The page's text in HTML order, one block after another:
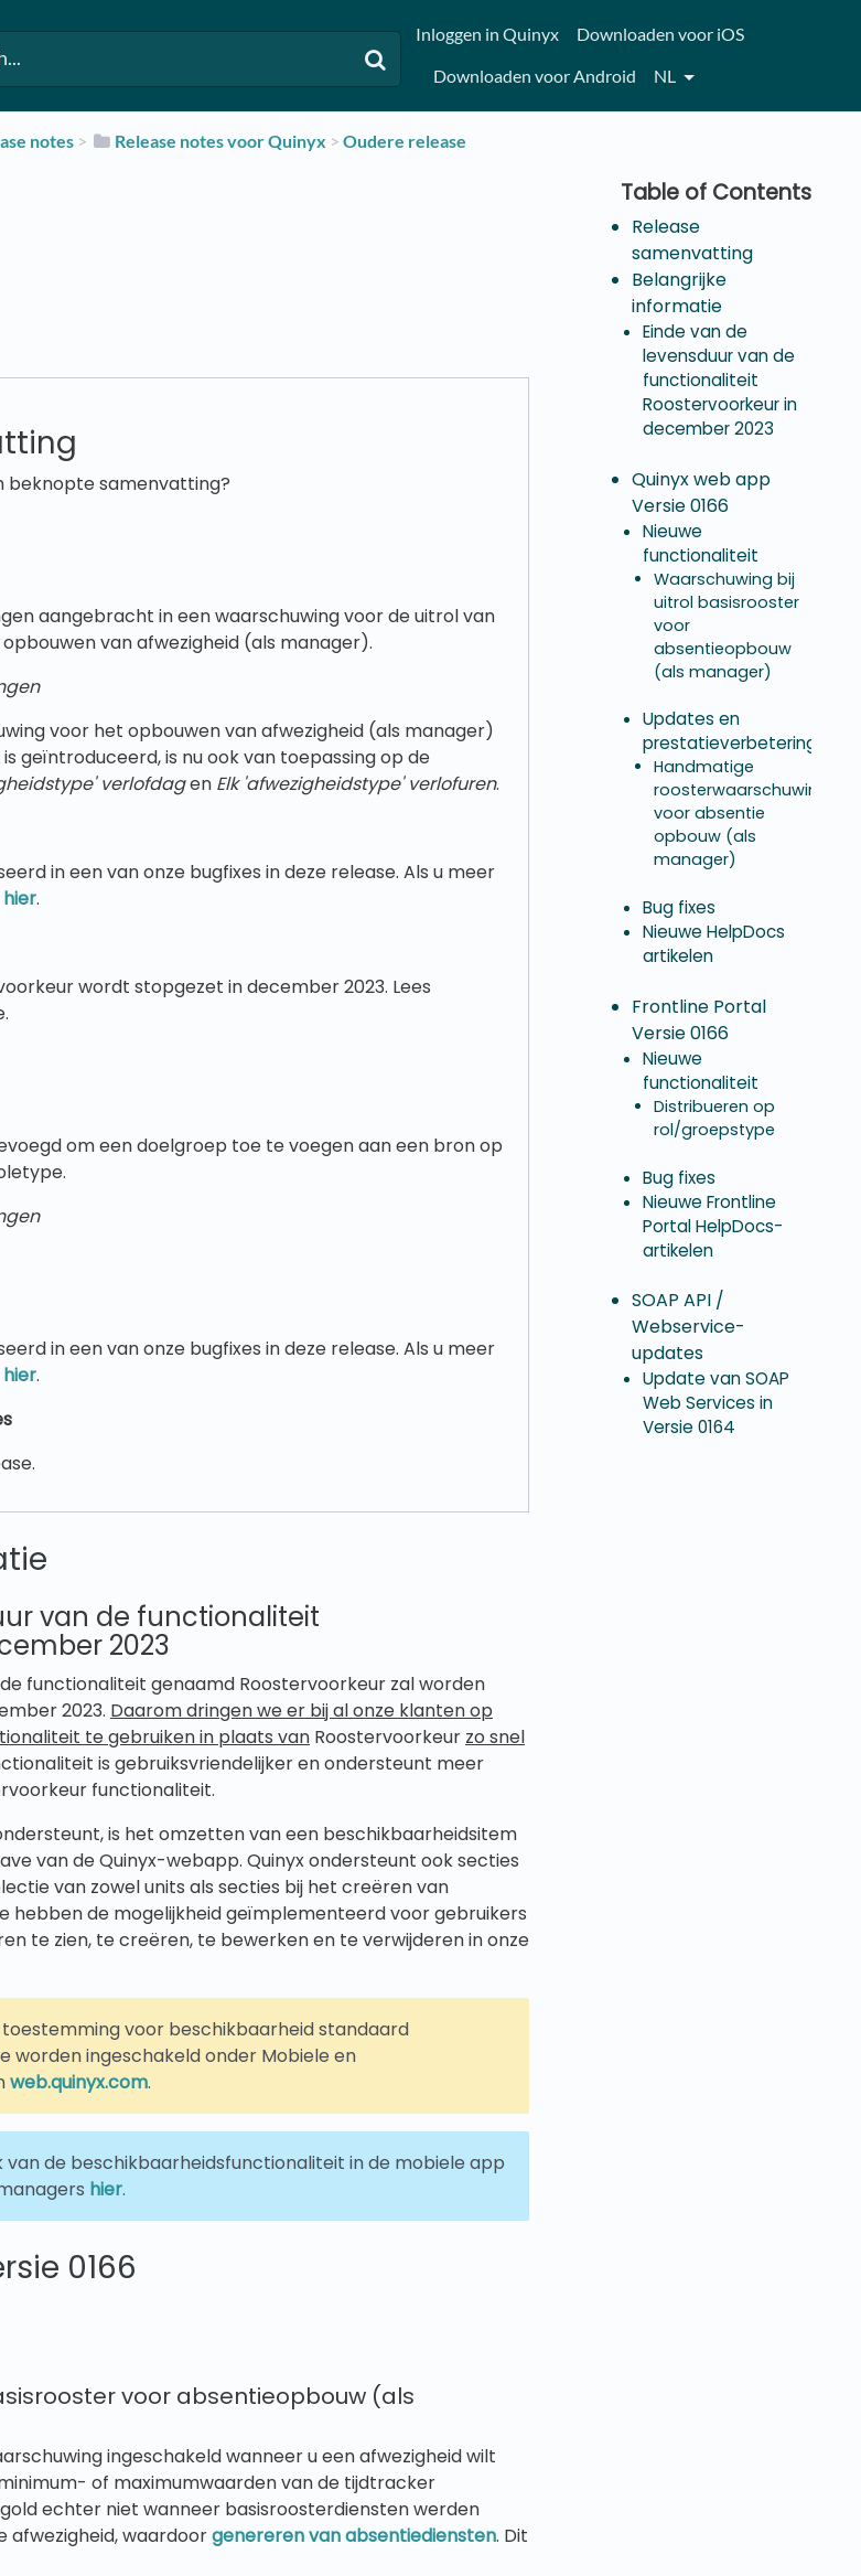
Inloggen in Quinyx
Downloaden voor iOS
Downloaden voor Android
NL
notes ​ > ​ ​Release notes voor Quinyx ​ > ​​Oudere release
beknopte samenvatting?
aangebracht in een waarschuwing voor de uitrol van
van afwezigheid (als manager).
voor het opbouwen van afwezigheid (als manager)
geïntroduceerd, is nu ook van toepassing op de
verlofdagen Elk 'afwezigheidstype' verlofuren.
in een van onze bugfixes in deze release. Als u meer
hier.
wordt stopgezet in december 2023. Lees
om een doelgroep toe te voegen aan een bron op
in een van onze bugfixes in deze release. Als u meer
hier.
van de functionaliteit
2023
functionaliteit genaamd Roostervoorkeur zal worden
2023. Daarom dringen we er bij al onze klanten op
te gebruiken in plaats van Roostervoorkeur zo snel
is gebruiksvriendelijker en ondersteunt meer
functionaliteit.
is het omzetten van een beschikbaarheidsitem
van de Quinyx-webapp. Quinyx ondersteunt ook secties
van zowel units als secties bij het creëren van
hebben de mogelijkheid geïmplementeerd voor gebruikers
te zien, te creëren, te bewerken en te verwijderen in onze
voor beschikbaarheid standaard
worden ingeschakeld onder Mobiele en
web.quinyx.com.
van de beschikbaarheidsfunctionaliteit in de mobiele app
hier.
0166
voor absentieopbouw (als
ingeschakeld wanneer u een afwezigheid wilt
of maximumwaarden van de tijdtracker
echter niet wanneer basisroosterdiensten werden
afwezigheid, waardoorgenereren van absentiediensten. Dit
Release
samenvatting
Belangrijke
informatie
Einde van de
levensduur van de
functionaliteit
Roostervoorkeur in
december 2023
Quinyx web app
Versie 0166
Nieuwe
functionaliteit
Waarschuwing bij
uitrol basisrooster
voor
absentieopbouw
(als manager)
Updates en
prestatieverbeteringen
Handmatige
roosterwaarschuwing
voor absentie
opbouw (als
manager)
Bug fixes
Nieuwe HelpDocs
artikelen
Frontline Portal
Versie 0166
Nieuwe
functionaliteit
Distribueren op
rol/groepstype
Bug fixes
Nieuwe Frontline
Portal HelpDocs-
artikelen
SOAP API /
Webservice-
updates
Update van SOAP
Web Services in
Versie 0164